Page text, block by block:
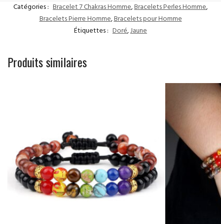
Catégories : Bracelet 7 Chakras Homme,Bracelets Perles Homme,
Bracelets Pierre Homme,Bracelets pour Homme
Étiquettes : Doré,Jaune
Produits similaires